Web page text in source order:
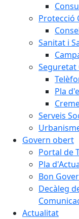
Protecció
Sanitat i
Seguretat
Pla
Serveis
Govern obert
Portal de
Pla
Bon
Decàleg
Actualitat